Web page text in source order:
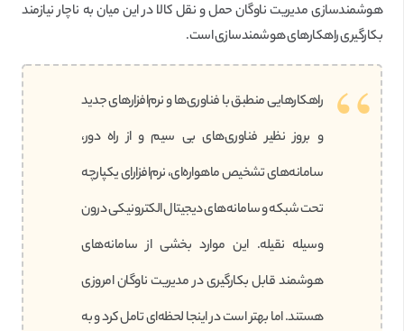
هوشمندسازی مدیریت ناوگان حمل و نقل کالا در این میان به ناچار نیازمند
بکارگیری راهکارهای هوشمندسازی است.
راهکارهایی منطبق با فناوری‌ها و نرم‌افزارهای جدید
و بروز نظیر فناوری‌های بی سیم و از راه دور،
سامانه‌های تشخیص ماهواره‌ای، نرم‌افزارای یکپارچه
تحت شبکه و سامانه‌های دیجیتال الکترونیکی درون
وسیله نقیله. این موارد بخشی از سامانه‌های
هوشمند قابل بکارگیری در مدیریت ناوگان امروزی
هستند. اما بهتر است در اینجا لحظه‌ای تامل کرد و به